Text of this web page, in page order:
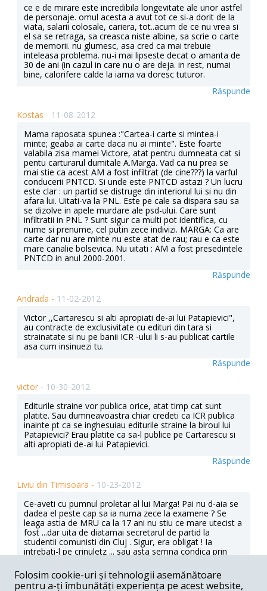
ce e de mirare este incredibila longevitate ale unor astfel
de personaje. omul acesta a avut tot ce si-a dorit de la
viata, salarii colosale, cariera, tot..acum de ce nu vrea si
el sa se retraga, sa creasca niste albine, sa scrie o carte
de memorii. nu glumesc, asa cred ca mai trebuie
inteleasa problema. nu-i mai lipseste decat o amanta de
30 de ani (in cazul in care nu o are deja. in rest, numai
bine, calorifere calde la iarna va doresc tuturor.
Răspunde
Kostas - 11-08-2012
Mama raposata spunea :"Cartea-i carte si mintea-i
minte; geaba ai carte daca nu ai minte". Este foarte
valabila zisa mamei Victore, atat pentru dumneata cat si
pentu carturarul dumitale A.Marga. Vad ca nu prea se
mai stie ca acest AM a fost infiltrat (de cine???) la varful
conducerii PNTCD. Si unde este PNTCD astazi ? Un lucru
este clar : un partid se distruge din interiorul lui si nu din
afara lui. Uitati-va la PNL. Este pe cale sa dispara sau sa
se dizolve in apele murdare ale psd-ului. Care sunt
infiltratii in PNL ? Sunt sigur ca multi pot identifica, cu
nume si prenume, cel putin zece indivizi. MARGA: Ca are
carte dar nu are minte nu este atat de rau; rau e ca este
mare canalie bolsevica. Nu uitati : AM a fost presedintele
PNTCD in anul 2000-2001.
Răspunde
Andrada - 11-02-2012
Victor ,,Cartarescu si alti apropiati de-ai lui Patapievici",
au contracte de exclusivitate cu edituri din tara si
strainatate si nu pe banii ICR -ului li s-au publicat cartile
asa cum insinuezi tu.
Răspunde
victor - 10-30-2012
Editurile straine vor publica orice, atat timp cat sunt
platite. Sau dumneavoastra chiar credeti ca ICR publica
inainte pt ca se inghesuiau editurile straine la biroul lui
Patapievici? Erau platite ca sa-l publice pe Cartarescu si
alti apropiati de-ai lui Patapievici.
Răspunde
Liviu din Timisoara - 10-23-2012
Ce-aveti cu pumnul proletar al lui Marga! Pai nu d-aia se
dadea el peste cap sa ia numa zece la examene ? Se
leaga astia de MRU ca la 17 ani nu stiu ce mare utecist a
fost ...dar uita de diatamai secretarul de partid la
studentii comunisti din Cluj . Sigur, era obligat ! Ia
intrebati-l pe crinuletz ... sau asta semna condica prin
Răspunde
Folosim cookie-uri și tehnologii asemănătoare
pentru a-ți îmbunătăți experiența pe acest website,